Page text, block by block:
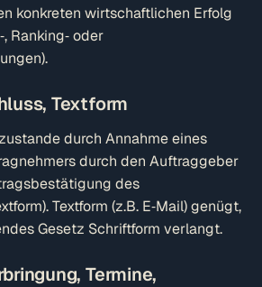
konkreten wirtschaftlichen Erfolg
Ranking‑ oder
Textform
durch Annahme eines
durch den Auftraggeber
des
Textform (z.B. E‑Mail) genügt,
Gesetz Schriftform verlangt.
Termine,